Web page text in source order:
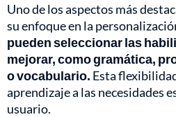
Uno de los aspectos más
su enfoque en la
pueden seleccionar las
mejorar, como gramática,
o vocabulario. Esta
aprendizaje a las necesidades
usuario.